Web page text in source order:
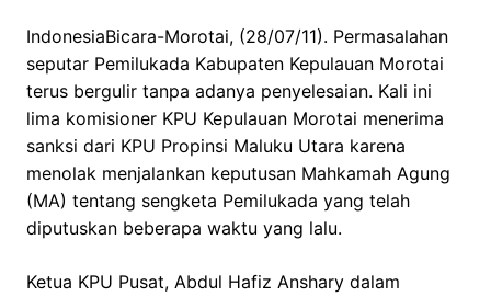
IndonesiaBicara-Morotai, (28/07/11). Permasalahan
seputar Pemilukada Kabupaten Kepulauan Morotai
terus bergulir tanpa adanya penyelesaian. Kali ini
lima komisioner KPU Kepulauan Morotai menerima
sanksi dari KPU Propinsi Maluku Utara karena
menolak menjalankan keputusan Mahkamah Agung
(MA) tentang sengketa Pemilukada yang telah
diputuskan beberapa waktu yang lalu.
Ketua KPU Pusat, Abdul Hafiz Anshary dalam